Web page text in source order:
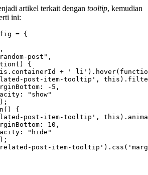
artikel terkait dengan tooltip, kemudian
ini:
= {
post",
{
+ '
post-item-tooltip',
-5,
"show"
{
post-item-tooltip',
10,
"hide"
post-item-